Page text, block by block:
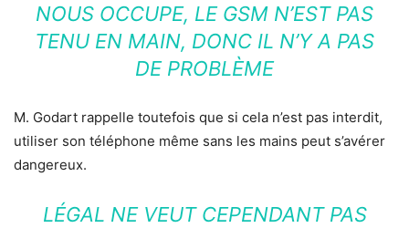
NOUS OCCUPE, LE GSM N’EST PAS
TENU EN MAIN, DONC IL N’Y A PAS
DE PROBLÈME
M. Godart rappelle toutefois que si cela n’est pas interdit,
utiliser son téléphone même sans les mains peut s’avérer
dangereux.
LÉGAL NE VEUT CEPENDANT PAS